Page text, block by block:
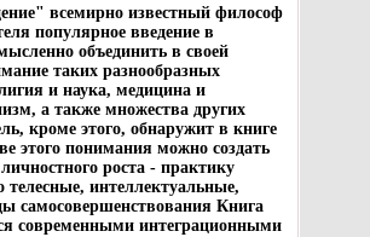
всемирно известный философ
популярное введение в
объединить в своей
таких разнообразных
и наука, медицина и
а также множества других
кроме этого, обнаружит в книге
этого понимания можно создать
роста - практику
интеллектуальные,
самосовершенствования Книга
современными интеграционными